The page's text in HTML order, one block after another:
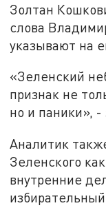
Золтан
слова
указывают на
«Зеленский
признак не
но и паники»,
Аналитик
Зеленского
внутренние